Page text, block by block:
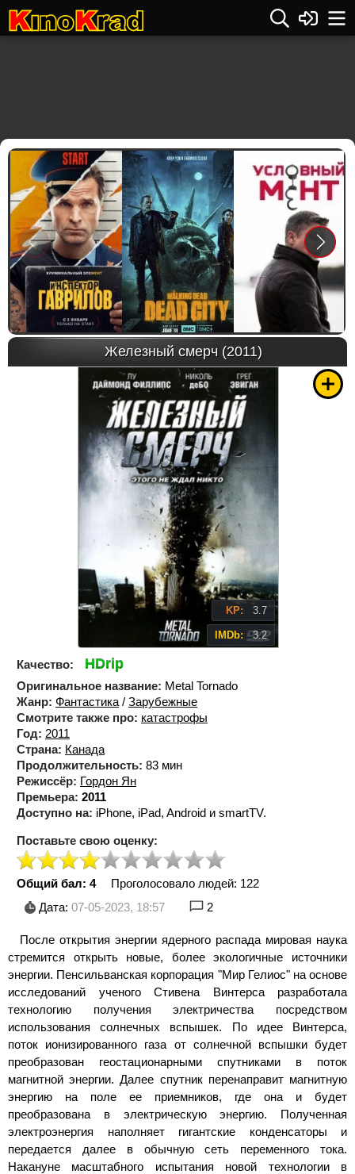
Железный смерч (2011)
KP: 3.7
IMDb: 3.2
Качество: HDrip
Оригинальное название: Metal Tornado
Жанр: Фантастика / Зарубежные
Смотрите также про: катастрофы
Год: 2011
Страна: Канада
Продолжительность: 83 мин
Режиссёр: Гордон Ян
Премьера: 2011
Доступно на: iPhone, iPad, Android и smartTV.
Поставьте свою оценку:
Общий бал: 4 Проголосовало людей: 122
Дата: 07-05-2023, 18:57 2
После открытия энергии ядерного распада мировая наука
стремится открыть новые, более экологичные источники
энергии. Пенсильванская корпорация "Мир Гелиос" на основе
исследований ученого Стивена Винтерса разработала
технологию получения электричества посредством
использования солнечных вспышек. По идее Винтерса,
поток ионизированного газа от солнечной вспышки будет
преобразован геостационарными спутниками в поток
магнитной энергии. Далее спутник перенаправит магнитную
энергию на поле ее приемников, где она и будет
преобразована в электрическую энергию. Полученная
электроэнергия наполняет гигантские конденсаторы и
передается далее в обычную сеть переменного тока.
Накануне масштабного испытания новой технологии в
Previous Next